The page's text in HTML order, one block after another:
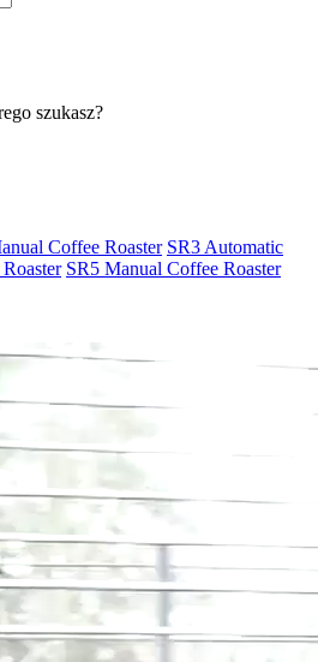
szukasz?
Coffee Roaster SR3 Automatic
SR5 Manual Coffee Roaster